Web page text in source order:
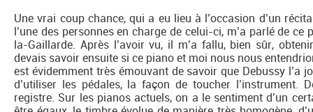
Une vrai coup chance, qui a eu lieu à l’occasion d’un
l’une des personnes en charge de celui-ci, m’a parlé de
la-Gaillarde. Après l’avoir vu, il m’a fallu, bien sûr,
devais savoir ensuite si ce piano et moi nous nous
est évidemment très émouvant de savoir que Debussy l’a
d’utiliser les pédales, la façon de toucher l’instrument.
registre. Sur les pianos actuels, on a le sentiment d’un